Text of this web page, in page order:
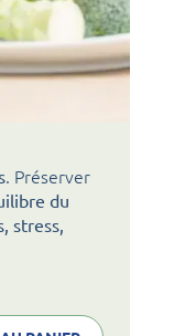
. Préserver
du
stress,